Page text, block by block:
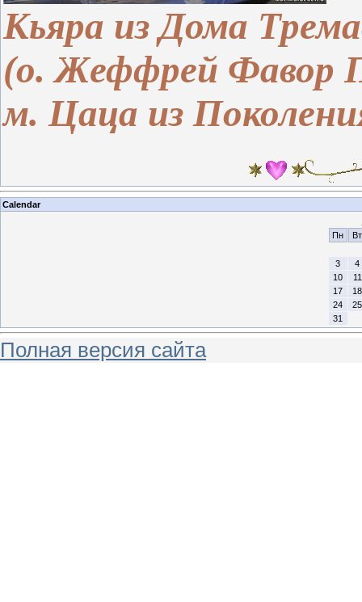
Кьяра из Дома
(о. Жеффрей Фавор
м. Цаца из
Calendar
Пн
Вт
3
4
10
11
17
18
24
25
31
Полная версия сайта